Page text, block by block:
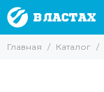
Ласты
Главная Каталог